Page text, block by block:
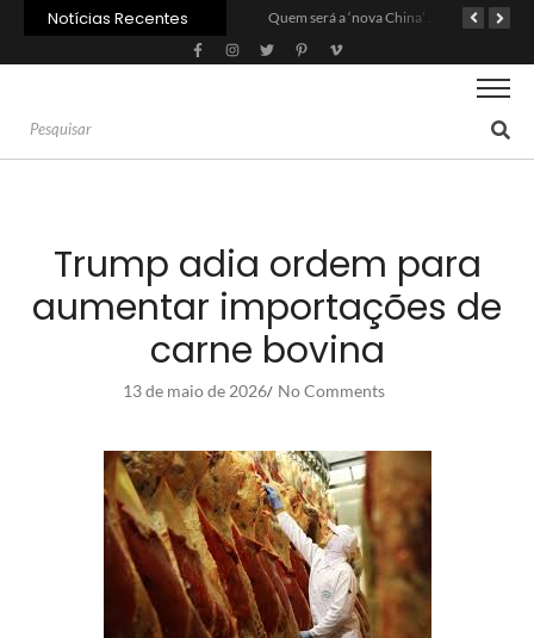
Notícias Recentes Quem será a ‘nova China’ do agro quando o apetite de Pequim acabar?
Trump adia ordem para
aumentar importações de
carne bovina
13 de maio de 2026/ No Comments